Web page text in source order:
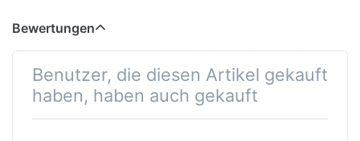
Bewertungen
Benutzer, die diesen Artikel gekauft
haben, haben auch gekauft